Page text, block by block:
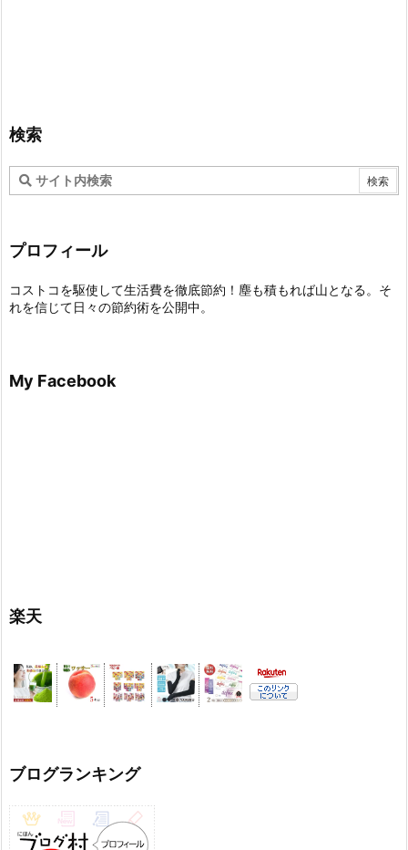
検索
プロフィール
コストコを駆使して生活費を徹底節約！塵も積もれば山となる。そ
れを信じて日々の節約術を公開中。
My Facebook
楽天
ブログランキング